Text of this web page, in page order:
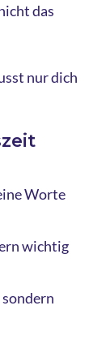
das
nur dich
Worte
wichtig